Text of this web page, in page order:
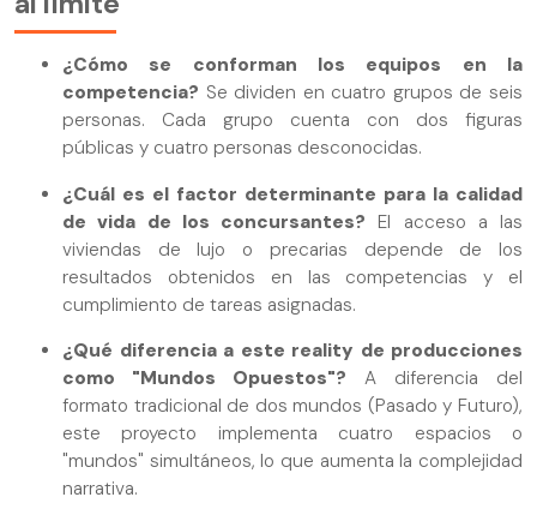
¿Cómo se conforman los equipos en la
competencia? Se dividen en cuatro grupos de seis
personas. Cada grupo cuenta con dos figuras
públicas y cuatro personas desconocidas.
¿Cuál es el factor determinante para la calidad
de vida de los concursantes? El acceso a las
viviendas de lujo o precarias depende de los
resultados obtenidos en las competencias y el
cumplimiento de tareas asignadas.
¿Qué diferencia a este reality de producciones
como "Mundos Opuestos"? A diferencia del
formato tradicional de dos mundos (Pasado y Futuro),
este proyecto implementa cuatro espacios o
"mundos" simultáneos, lo que aumenta la complejidad
narrativa.